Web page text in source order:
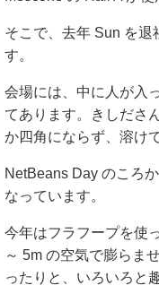
そこで、去年 Sun を
す。
会場には、中に人が入
てあります。きしださ
か四角にならず、溶け
NetBeans Day のころ
なっています。
今年はフラフープを使
～ 5m の空気で膨らま
ったりと、いろいろと